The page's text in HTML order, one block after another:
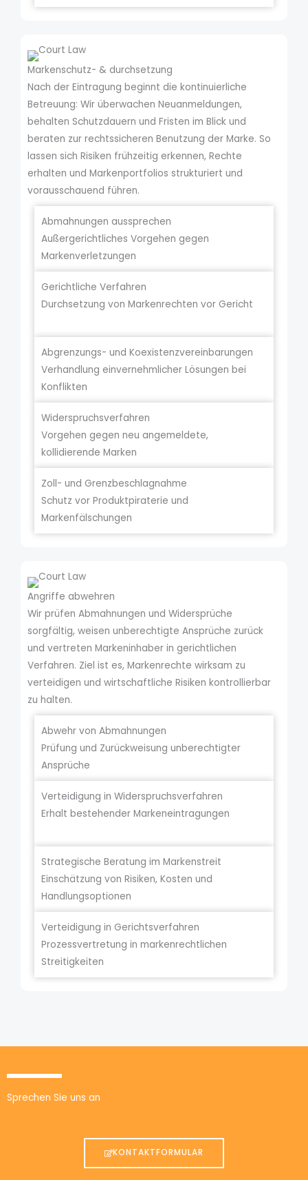
Markenschutz- & durchsetzung
Nach der Eintragung beginnt die kontinuierliche
Betreuung: Wir überwachen Neuanmeldungen,
behalten Schutzdauern und Fristen im Blick und
beraten zur rechtssicheren Benutzung der Marke. So
lassen sich Risiken frühzeitig erkennen, Rechte
erhalten und Markenportfolios strukturiert und
vorausschauend führen.
Abmahnungen aussprechen
Außergerichtliches Vorgehen gegen
Markenverletzungen
Gerichtliche Verfahren
Durchsetzung von Markenrechten vor Gericht
Abgrenzungs- und Koexistenzvereinbarungen
Verhandlung einvernehmlicher Lösungen bei
Konflikten
Widerspruchsverfahren
Vorgehen gegen neu angemeldete,
kollidierende Marken
Zoll- und Grenzbeschlagnahme
Schutz vor Produktpiraterie und
Markenfälschungen
Angriffe abwehren
Wir prüfen Abmahnungen und Widersprüche
sorgfältig, weisen unberechtigte Ansprüche zurück
und vertreten Markeninhaber in gerichtlichen
Verfahren. Ziel ist es, Markenrechte wirksam zu
verteidigen und wirtschaftliche Risiken kontrollierbar
zu halten.
Abwehr von Abmahnungen
Prüfung und Zurückweisung unberechtigter
Ansprüche
Verteidigung in Widerspruchsverfahren
Erhalt bestehender Markeneintragungen
Strategische Beratung im Markenstreit
Einschätzung von Risiken, Kosten und
Handlungsoptionen
Verteidigung in Gerichtsverfahren
Prozessvertretung in markenrechtlichen
Streitigkeiten
Sprechen Sie uns an
KONTAKTFORMULAR